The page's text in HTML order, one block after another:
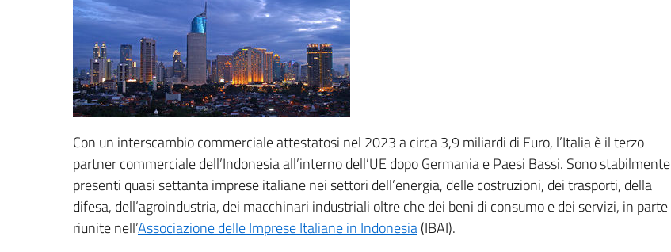
Con un interscambio commerciale attestatosi nel 2023 a circa 3,9 miliardi di Euro, l’Italia è il terzo
partner commerciale dell’Indonesia all’interno dell’UE dopo Germania e Paesi Bassi. Sono stabilmente
presenti quasi settanta imprese italiane nei settori dell’energia, delle costruzioni, dei trasporti, della
difesa, dell’agroindustria, dei macchinari industriali oltre che dei beni di consumo e dei servizi, in parte
riunite nell’Associazione delle Imprese Italiane in Indonesia(IBAI).